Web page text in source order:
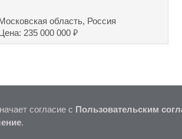
область, Россия
235 000 000 ₽
согласие с Пользовательским
.